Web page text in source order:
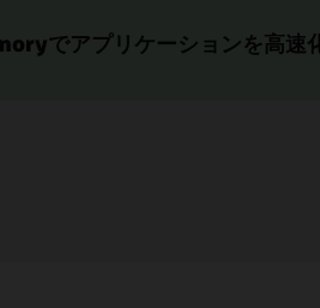
でアプリケーションを高速